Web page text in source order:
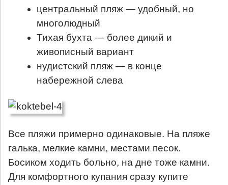
центральный пляж — удобный, но
многолюдный
Тихая бухта — более дикий и
живописный вариант
нудистский пляж — в конце
набережной слева
Все пляжи примерно одинаковые. На пляже
галька, мелкие камни, местами песок.
Босиком ходить больно, на дне тоже камни.
Для комфортного купания сразу купите